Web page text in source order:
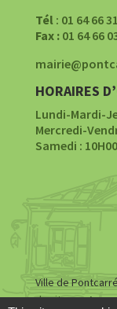
Tél : 01 64 66
Fax :01 64 66
HORAIRES
Lundi-Mardi-
Mercredi-
Samedi :
Ville de
du site par